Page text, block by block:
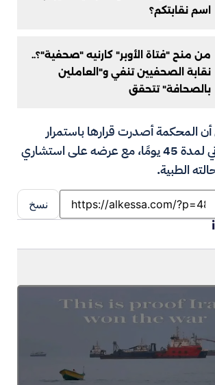
اسم نقابتكم؟
من منح "فتاة الأوبر" كارنيه "صحفية"؟..
نقابة الصحفيين تنفي و"العاملين
بالصحافة" تتحقق
المحكمة أصدرت قرارها باستمرار
حبس الإسكندراني لمدة 45 يومًا، مع عرضه على استشاري
الطبية.
نسخ